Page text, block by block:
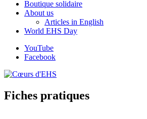
Boutique solidaire
About us
Articles in English
World EHS Day
YouTube
Facebook
Fiches pratiques